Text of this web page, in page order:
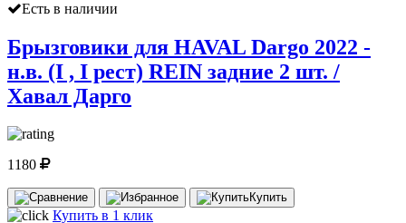
Есть в наличии
Брызговики для HAVAL Dargo 2022 -
н.в. (I , I рест) REIN задние 2 шт. /
Хавал Дарго
1180
Купить
Купить в 1 клик